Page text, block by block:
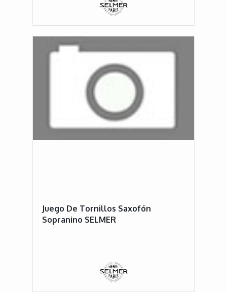
Juego De Tornillos Saxofón
Sopranino SELMER